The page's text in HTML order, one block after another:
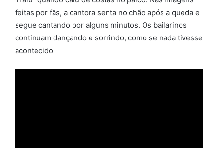
feitas por fãs, a cantora senta no chão após a queda e
segue cantando por alguns minutos. Os bailarinos
continuam dançando e sorrindo, como se nada tivesse
acontecido.